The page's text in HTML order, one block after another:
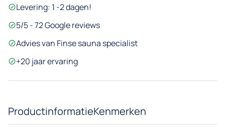
Levering: 1 -2 dagen!
5/5 - 72 Google reviews
Advies van Finse sauna specialist
+20 jaar ervaring
ProductinformatieKenmerken